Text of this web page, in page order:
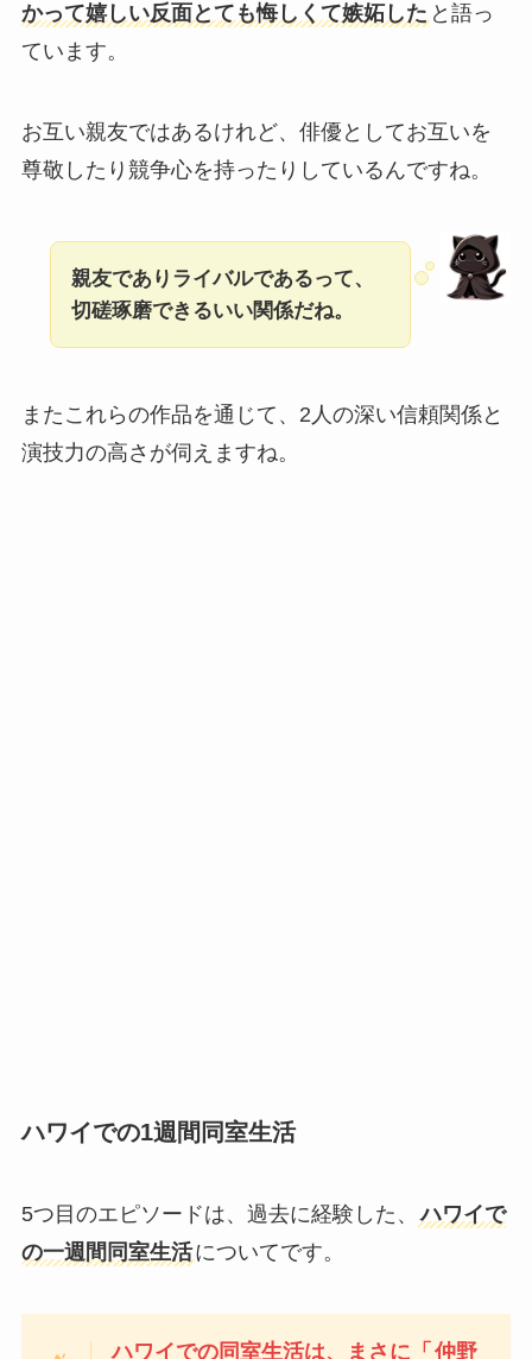
かって嬉しい反面とても悔しくて嫉妬した と語っ
ています。
お互い親友ではあるけれど、俳優としてお互いを
尊敬したり競争心を持ったりしているんですね。
親友でありライバルであるって、
切磋琢磨できるいい関係だね。
またこれらの作品を通じて、2人の深い信頼関係と
演技力の高さが伺えますね。
ハワイでの1週間同室生活
5つ目のエピソードは、過去に経験した、 ハワイで
の一週間同室生活についてです。
ハワイでの同室生活は、まさに「 仲野